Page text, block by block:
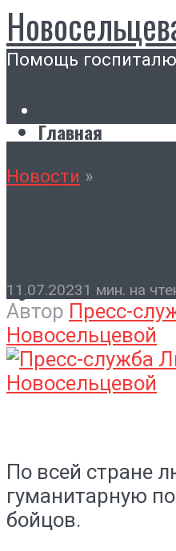
Александровна
Главная
Ростовская-на-
Помощь госпиталю
Новости »
11.07.20231 мин. на
Автор Пресс-
Новосельцевой
По всей стране
гуманитарную
бойцов.